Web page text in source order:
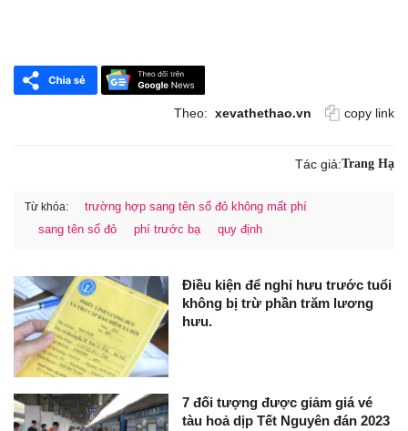
Theo: xevathethao.vn copy link
Tác giả:Trang Hạ
Từ khóa:
trường hợp sang tên sổ đỏ không mất phí
sang tên sổ đỏ
phí trước bạ quy định
Điều kiện để nghỉ hưu trước tuổi
không bị trừ phần trăm lương
hưu.
7 đối tượng được giảm giá vé
tàu hoả dịp Tết Nguyên đán 2023